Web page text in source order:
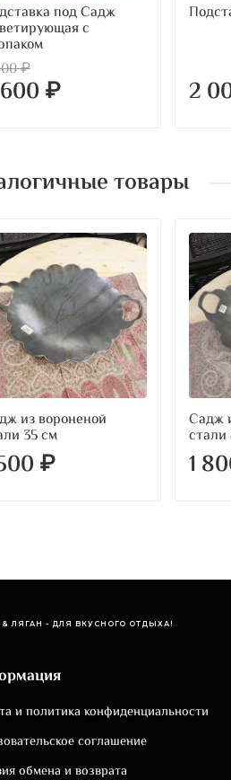
под Садж
с
₽
₽ 2
товары
из вороненой
стали 35 см
₽
Садж
1
КАЗАН & ЛЯГАН - ДЛЯ ВКУСНОГО ОТДЫХА!
и политика конфиденциальности
соглашение
обмена и возврата